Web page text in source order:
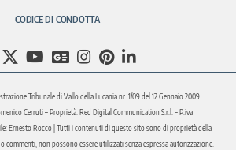
CODICE DI CONDOTTA
Tribunale di Vallo della Lucania nr. 1/09 del 12 Gennaio 2009.
Cerruti – Proprietà: Red Digital Communication S.r.l. – P.iva
Ernesto Rocco | Tutti i contenuti di questo sito sono di proprietà della
commenti, non possono essere utilizzati senza espressa autorizzazione.